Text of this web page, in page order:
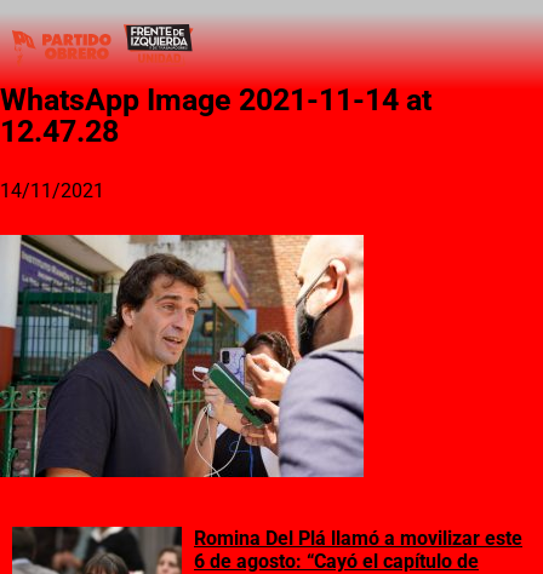
WhatsApp Image 2021-11-14 at
12.47.28
14/11/2021
Romina Del Plá llamó a movilizar este
6 de agosto: “Cayó el capítulo de